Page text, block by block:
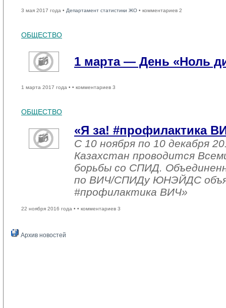
3 мая 2017 года • Департамент статистики ЖО • комментариев 2
ОБЩЕСТВО
1 марта — День «Ноль
1 марта 2017 года • • комментариев 3
ОБЩЕСТВО
«Я за! #профилактика
С 10 ноября по 10 декабря
Казахстан проводится
борьбы со СПИД.
по ВИЧ/СПИДу ЮНЭЙДС
#профилактика ВИЧ»
22 ноября 2016 года • • комментариев 3
Архив новостей